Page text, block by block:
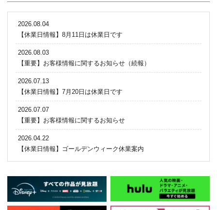
2026.08.04
【休業日情報】8月11日は休業日です
2026.08.03
【重要】お客様情報に関するお知らせ（続報）
2026.07.13
【休業日情報】7月20日は休業日です
2026.07.07
【重要】お客様情報に関するお知らせ
2026.04.22
【休業日情報】ゴールデンウィーク休業案内